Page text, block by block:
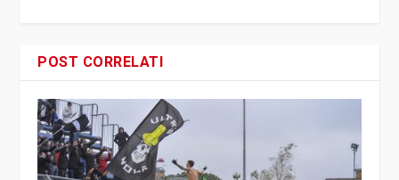
POST CORRELATI